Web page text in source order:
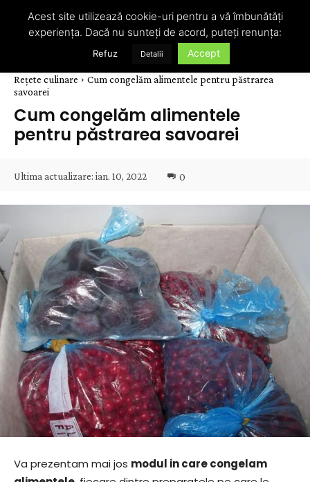
Rețete culinare
Cum congelăm alimentele pentru păstrarea
savoarei
Cum congelăm alimentele
pentru păstrarea savoarei
Ultima actualizare: ian. 10, 2022 0
Va prezentam mai jos modul in care congelam
Acest site utilizează cookie-uri pentru a vă îmbunătăți
experiența. Dacă nu sunteți de acord, puteți renunța:
Refuz Detalii Accept